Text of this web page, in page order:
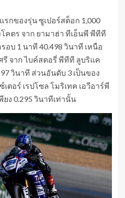
กของรุ่น ซูเปอร์สต็อก 1,000
คตร จาก ยามาฮ่า ทีเอ็นพี พีทีที
อบ 1 นาที 40.498 วินาที เหนือ
รี จาก ไบค์สตอรี่ พีทีที ลูบริแค
วินาที ส่วนอันดับ 3 เป็นของ
ตอร์ เรปโซล โมริเทค เอวีอาร์พี
ยง 0.295 วินาทีเท่านั้น